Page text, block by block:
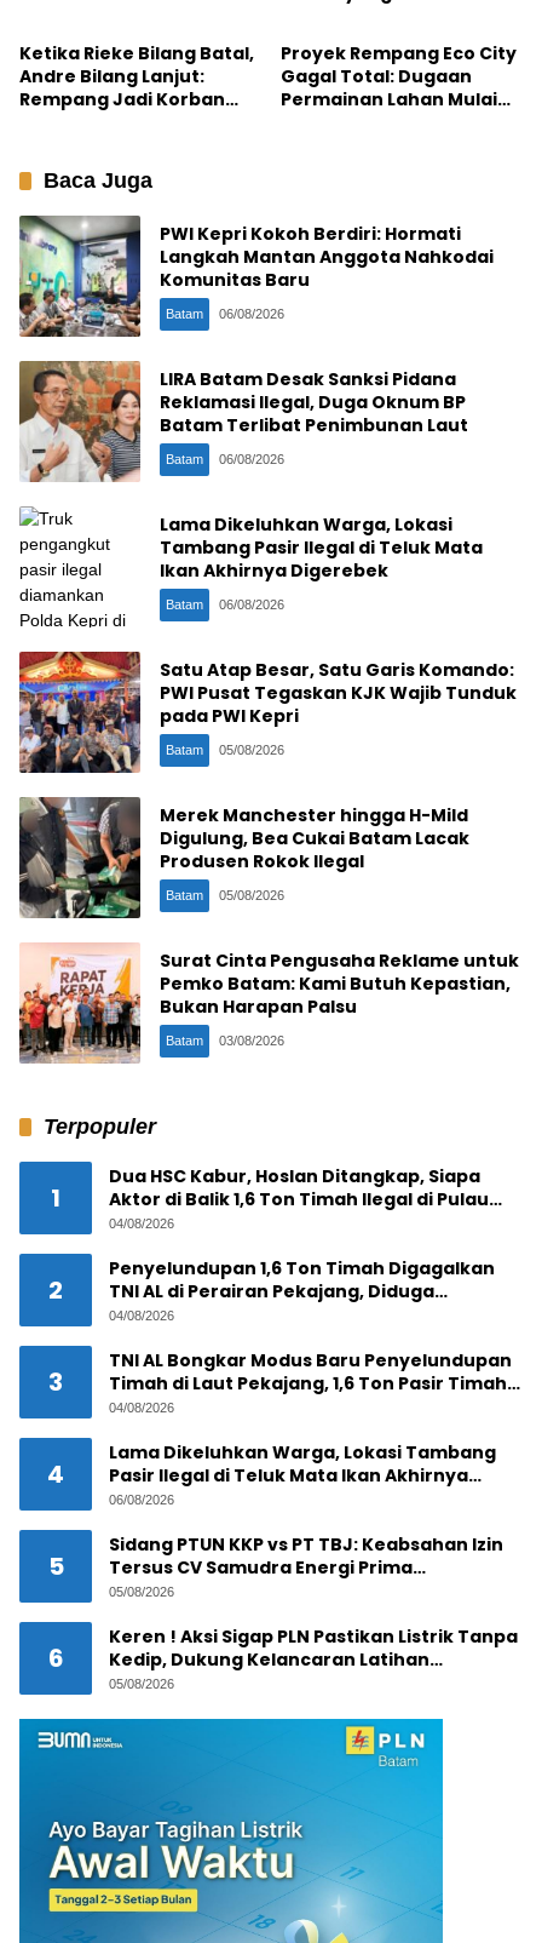
Ketika Rieke Bilang Batal,
Andre Bilang Lanjut:
Rempang Jadi Korban
Proyek Rempang Eco City
Gagal Total: Dugaan
Permainan Lahan Mulai
Baca Juga
PWI Kepri Kokoh Berdiri: Hormati
Langkah Mantan Anggota Nahkodai
Komunitas Baru
Batam 06/08/2026
LIRA Batam Desak Sanksi Pidana
Reklamasi Ilegal, Duga Oknum BP
Batam Terlibat Penimbunan Laut
Batam 06/08/2026
Lama Dikeluhkan Warga, Lokasi
Tambang Pasir Ilegal di Teluk Mata
Ikan Akhirnya Digerebek
Batam 06/08/2026
Satu Atap Besar, Satu Garis Komando:
PWI Pusat Tegaskan KJK Wajib Tunduk
pada PWI Kepri
Batam 05/08/2026
Merek Manchester hingga H-Mild
Digulung, Bea Cukai Batam Lacak
Produsen Rokok Ilegal
Batam 05/08/2026
Surat Cinta Pengusaha Reklame untuk
Pemko Batam: Kami Butuh Kepastian,
Bukan Harapan Palsu
Batam 03/08/2026
Terpopuler
1
Dua HSC Kabur, Hoslan Ditangkap, Siapa
Aktor di Balik 1,6 Ton Timah Ilegal di Pulau
Pekajang ?
04/08/2026
2
Penyelundupan 1,6 Ton Timah Digagalkan
TNI AL di Perairan Pekajang, Diduga
Melibatkan Jaringan Internasional
04/08/2026
3
TNI AL Bongkar Modus Baru Penyelundupan
Timah di Laut Pekajang, 1,6 Ton Pasir Timah
Disembunyikan di Bawah Kerambah, Diduga
04/08/2026
4
Lama Dikeluhkan Warga, Lokasi Tambang
Pasir Ilegal di Teluk Mata Ikan Akhirnya
Digerebek
06/08/2026
5
Sidang PTUN KKP vs PT TBJ: Keabsahan Izin
Tersus CV Samudra Energi Prima
Dipertanyakan
05/08/2026
6
Keren ! Aksi Sigap PLN Pastikan Listrik Tanpa
Kedip, Dukung Kelancaran Latihan
Terintegrasi Trimatra 2026 di Dabo Singkep
05/08/2026